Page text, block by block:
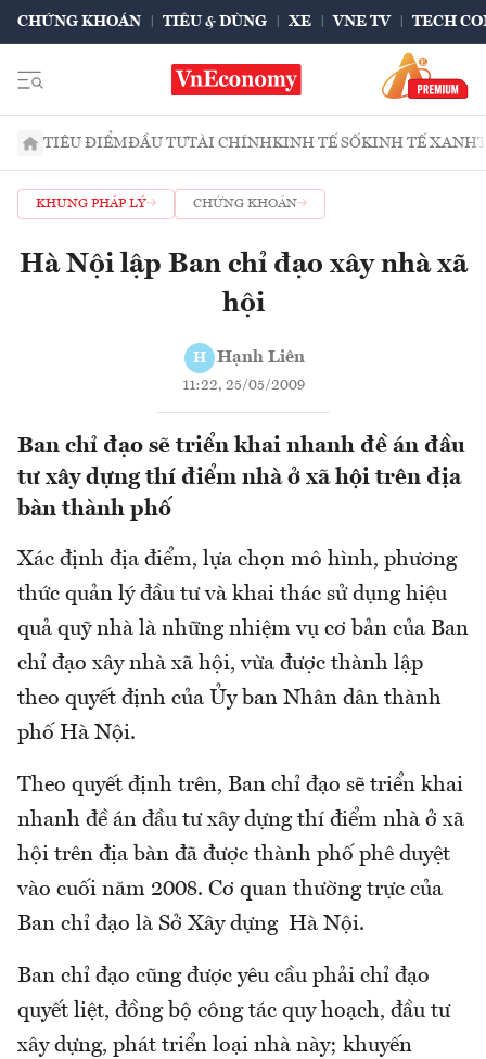
CHỨNG KHOÁN TIÊU & DÙNG XE VNE TV TECH
TIÊU ĐIỂMĐẦU TƯTÀI CHÍNHKINH TẾ SỐKINH TẾ XANH
KHUNG PHÁP LÝ CHỨNG KHOÁN
Hà Nội lập Ban chỉ đạo xây nhà xã
hội
H Hạnh Liên
11:22, 25/05/2009
Ban chỉ đạo sẽ triển khai nhanh đề án đầu
tư xây dựng thí điểm nhà ở xã hội trên địa
bàn thành phố
Xác định địa điểm, lựa chọn mô hình, phương
thức quản lý đầu tư và khai thác sử dụng hiệu
quả quỹ nhà là những nhiệm vụ cơ bản của Ban
chỉ đạo xây nhà xã hội, vừa được thành lập
theo quyết định của Ủy ban Nhân dân thành
phố Hà Nội.
Theo quyết định trên, Ban chỉ đạo sẽ triển khai
nhanh đề án đầu tư xây dựng thí điểm nhà ở xã
hội trên địa bàn đã được thành phố phê duyệt
vào cuối năm 2008. Cơ quan thường trực của
Ban chỉ đạo là Sở Xây dựng Hà Nội.
Ban chỉ đạo cũng được yêu cầu phải chỉ đạo
quyết liệt, đồng bộ công tác quy hoạch, đầu tư
xây dựng, phát triển loại nhà này; khuyến